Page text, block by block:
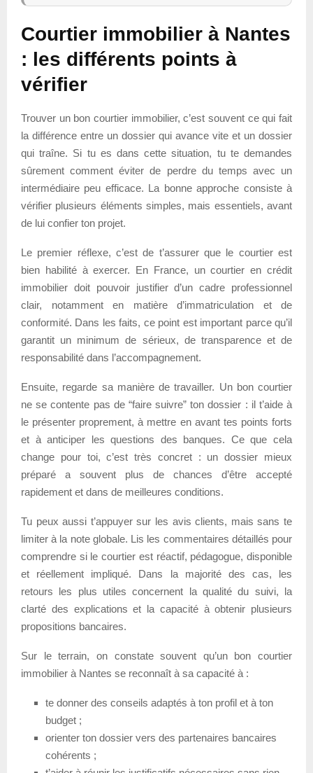
Courtier immobilier à Nantes
: les différents points à
vérifier
Trouver un bon courtier immobilier, c’est souvent ce qui fait
la différence entre un dossier qui avance vite et un dossier
qui traîne. Si tu es dans cette situation, tu te demandes
sûrement comment éviter de perdre du temps avec un
intermédiaire peu efficace. La bonne approche consiste à
vérifier plusieurs éléments simples, mais essentiels, avant
de lui confier ton projet.
Le premier réflexe, c’est de t’assurer que le courtier est
bien habilité à exercer. En France, un courtier en crédit
immobilier doit pouvoir justifier d’un cadre professionnel
clair, notamment en matière d’immatriculation et de
conformité. Dans les faits, ce point est important parce qu’il
garantit un minimum de sérieux, de transparence et de
responsabilité dans l’accompagnement.
Ensuite, regarde sa manière de travailler. Un bon courtier
ne se contente pas de “faire suivre” ton dossier : il t’aide à
le présenter proprement, à mettre en avant tes points forts
et à anticiper les questions des banques. Ce que cela
change pour toi, c’est très concret : un dossier mieux
préparé a souvent plus de chances d’être accepté
rapidement et dans de meilleures conditions.
Tu peux aussi t’appuyer sur les avis clients, mais sans te
limiter à la note globale. Lis les commentaires détaillés pour
comprendre si le courtier est réactif, pédagogue, disponible
et réellement impliqué. Dans la majorité des cas, les
retours les plus utiles concernent la qualité du suivi, la
clarté des explications et la capacité à obtenir plusieurs
propositions bancaires.
Sur le terrain, on constate souvent qu’un bon courtier
immobilier à Nantes se reconnaît à sa capacité à :
te donner des conseils adaptés à ton profil et à ton
budget ;
orienter ton dossier vers des partenaires bancaires
cohérents ;